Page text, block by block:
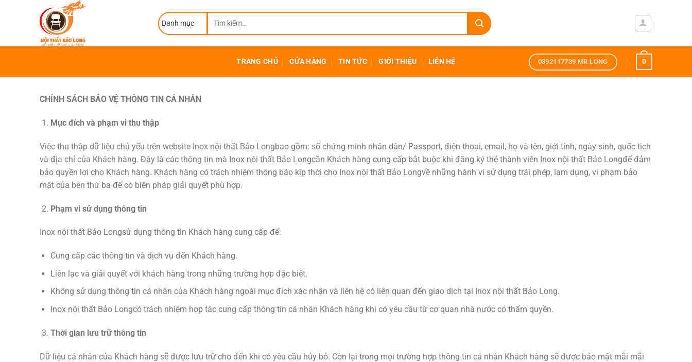
kiếm:
TRANG CHỦ CỬA HÀNG TIN TỨC GIỚI THIỆU LIÊN HỆ 0392117739 MR LONG 0
CHÍNH SÁCH BẢO VỆ THÔNG TIN CÁ NHÂN
Mục đích và phạm vi thu thập
Việc thu thập dữ liệu chủ yếu trên website Inox nội thất Bảo Longbao gồm: số chứng minh nhân dân/ Passport, điện thoại, email, họ và tên, giới tính, ngày sinh, quốc tịch
và địa chỉ của Khách hàng. Đây là các thông tin mà Inox nội thất Bảo Longcần Khách hàng cung cấp bắt buộc khi đăng ký thẻ thành viên Inox nội thất Bảo Longđể đảm
bảo quyền lợi cho Khách hàng. Khách hàng có trách nhiệm thông báo kịp thời cho Inox nội thất Bảo Longvề những hành vi sử dụng trái phép, lạm dụng, vi phạm bảo
mật của bên thứ ba để có biện pháp giải quyết phù hợp.
Phạm vi sử dụng thông tin
Inox nội thất Bảo Longsử dụng thông tin Khách hàng cung cấp để:
Cung cấp các thông tin và dịch vụ đến Khách hàng.
Liên lạc và giải quyết với khách hàng trong những trường hợp đặc biệt.
Không sử dụng thông tin cá nhân của Khách hàng ngoài mục đích xác nhận và liên hệ có liên quan đến giao dịch tại Inox nội thất Bảo Long.
Inox nội thất Bảo Longcó trách nhiệm hợp tác cung cấp thông tin cá nhân Khách hàng khi có yêu cầu từ cơ quan nhà nước có thẩm quyền.
Thời gian lưu trữ thông tin
Dữ liệu cá nhân của Khách hàng sẽ được lưu trữ cho đến khi có yêu cầu hủy bỏ. Còn lại trong mọi trường hợp thông tin cá nhân Khách hàng sẽ được bảo mật mãi mãi